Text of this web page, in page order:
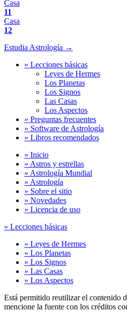
Casa
11
Casa
12
Estudia Astrología →
» Lecciones básicas
Leyes de Hermes
Los Planetas
Los Signos
Las Casas
Los Aspectos
» Preguntas frecuentes
» Software de Astrología
» Libros recomendados
» Inicio
» Astros y estrellas
» Astrología Mundial
» Astrología
» Sobre el sitio
» Novedades
» Licencia de uso
» Lecciones básicas
» Leyes de Hermes
» Los Planetas
» Los Signos
» Las Casas
» Los Aspectos
Está permitido reutilizar el contenido
mencione la fuente con los créditos